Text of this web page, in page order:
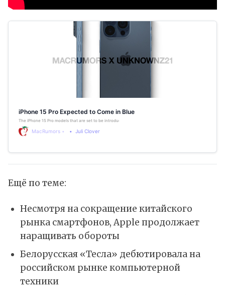
iPhone 15 Pro Expected to Come in Blue
The iPhone 15 Pro models that are set to be introduced this September will be available in a unique
MacRumors Juli Clover
Ещё по теме:
Несмотря на сокращение китайского
рынка смартфонов, Apple продолжает
наращивать обороты
Белорусская «Тесла» дебютировала на
российском рынке компьютерной
техники